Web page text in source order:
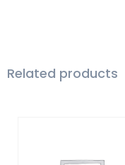
Related products